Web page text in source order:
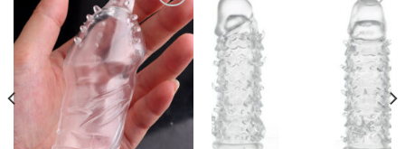
Add to
wishlist
Add to
wishlist